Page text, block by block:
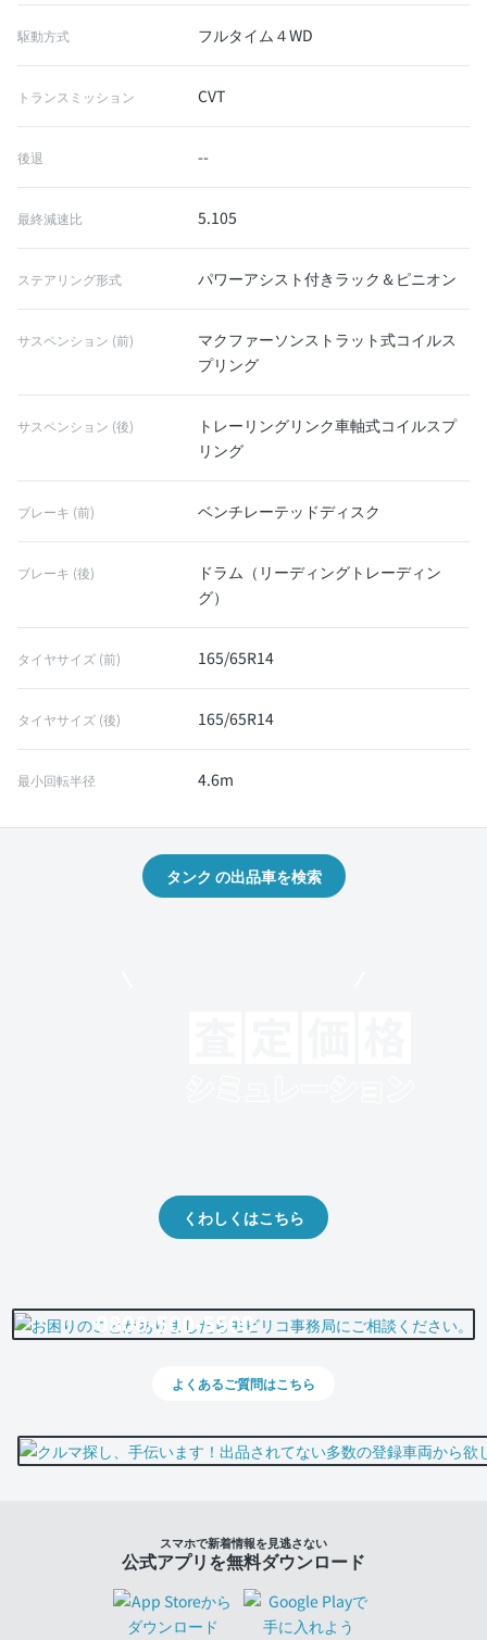
駆動方式 フルタイム４WD
トランスミッション CVT
後退 --
最終減速比 5.105
ステアリング形式 パワーアシスト付きラック＆ピニオン
サスペンション (前)
マクファーソンストラット式コイルス
プリング
サスペンション (後)
トレーリングリンク車軸式コイルスプ
リング
ブレーキ (前) ベンチレーテッドディスク
ブレーキ (後)
ドラム（リーディングトレーディン
グ）
タイヤサイズ (前) 165/65R14
タイヤサイズ (後) 165/65R14
最小回転半径 4.6m
タンク の出品車を検索
くわしくはこちら
0800-500-5500
よくあるご質問はこちら
スマホで新着情報を見逃さない
公式アプリを無料ダウンロード